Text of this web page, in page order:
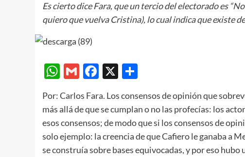
Es cierto dice Fara, que un tercio del electorado es
quiero que vuelva Cristina), lo cual indica que existe
WhatsApp
GmailFacebook
X
Por: Carlos Fara. Los consensos de opinión que
más allá de que se cumplan o no las profecías: los
esos consensos; de modo que si los consensos de
solo ejemplo: la creencia de que Cafiero le ganaba a
se construía sobre bases equivocadas, y por eso hubo